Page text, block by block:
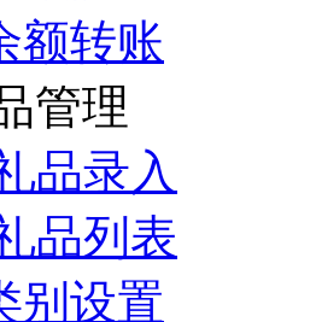
额转账
管理
品录入
品列表
别设置